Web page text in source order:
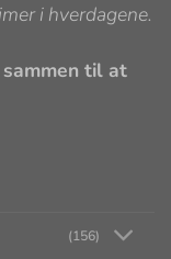
i hverdagene.
til at
(156)